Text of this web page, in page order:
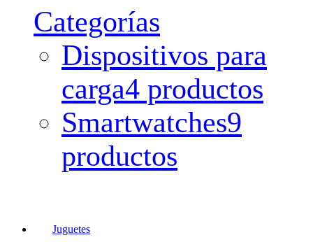
Categorías
Dispositivos para
carga4 productos
Smartwatches9
productos
Juguetes